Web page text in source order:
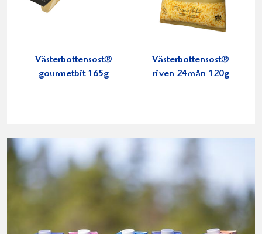
Västerbottensost®
gourmetbit 165g
Västerbottensost®
riven 24mån 120g